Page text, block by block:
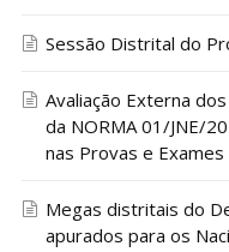
Sessão Distrital do
Avaliação Externa
da NORMA 01/JNE/
nas Provas e
Megas distritais do
apurados para os